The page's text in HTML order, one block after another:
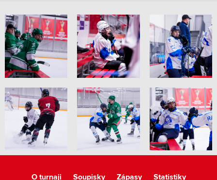
O turnaji Soupisky Zápasy Statistiky